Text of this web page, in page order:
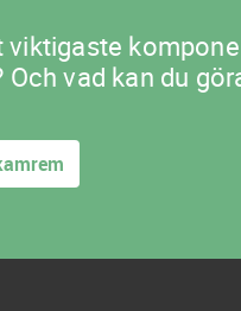
vad kan du